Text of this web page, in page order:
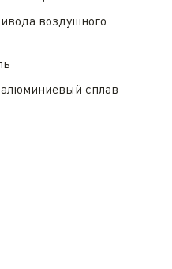
воздушного
сплав